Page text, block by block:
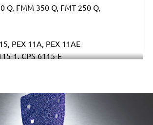
Q, FMM 350 Q, FMT 250 Q,
PEX 11A, PEX 11AE
1, CPS 6115-E
115
menzer/parallax_logos/